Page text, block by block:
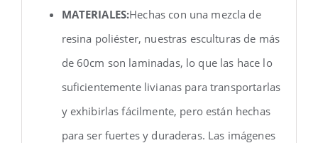
MATERIALES:Hechas con una mezcla de
resina poliéster, nuestras esculturas de más
de 60cm son laminadas, lo que las hace lo
suficientemente livianas para transportarlas
y exhibirlas fácilmente, pero están hechas
para ser fuertes y duraderas. Las imágenes